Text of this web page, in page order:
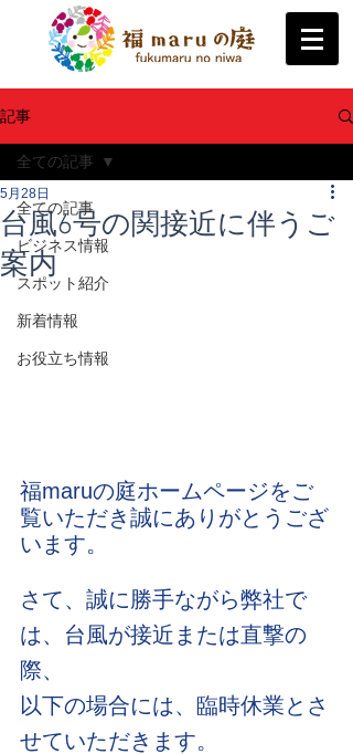
記事
全ての記事
ビジネス情報
スポット紹介
新着情報
お役立ち情報
全ての記事
台風6号の関接近に伴うご
案内
5月28日
福maruの庭ホームページをご
覧いただき誠にありがとうござ
います。
さて、誠に勝手ながら弊社で
は、台風が接近または直撃の
際、
以下の場合には、臨時休業とさ
せていただきます。